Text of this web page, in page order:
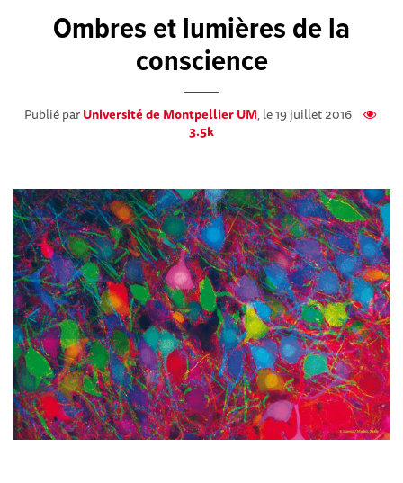
Ombres et lumières de la
conscience
Publié parUniversité de Montpellier UM, le 19 juillet 2016
3.5k